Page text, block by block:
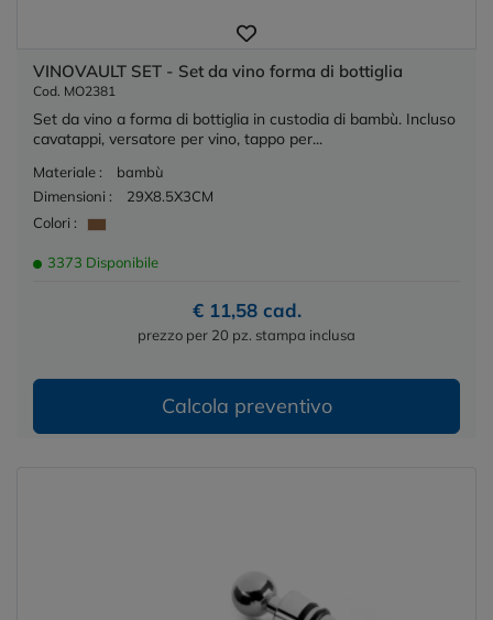
VINOVAULT SET - Set da vino forma di bottiglia
Cod. MO2381
Set da vino a forma di bottiglia in custodia di bambù. Incluso
cavatappi, versatore per vino, tappo per...
Materiale :
bambù
Dimensioni :
29X8.5X3CM
Colori :
3373 Disponibile
€ 11,58 cad.
prezzo per 20 pz. stampa inclusa
Calcola preventivo